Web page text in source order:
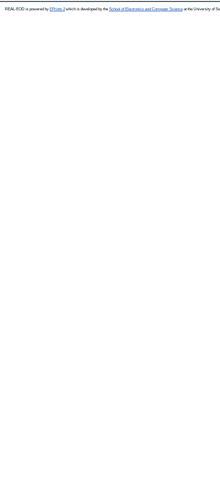
REAL-EOD is powered by EPrints 3which is developed by the School of Electronics and Computer Science at the University of